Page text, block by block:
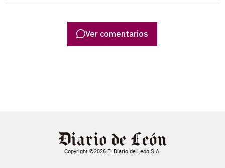
Ver comentarios
Copyright ©2026 El Diario de León S.A.